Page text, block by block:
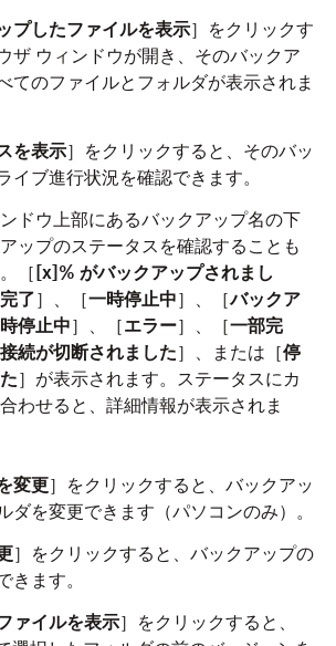
プしたファイルを表示］をクリックす
ザ ウィンドウが開き、そのバックア
てのファイルとフォルダが表示されま
を表示］をクリックすると、そのバッ
イブ進行状況を確認できます。
ドウ上部にあるバックアップ名の下
ップのステータスを確認することも
［ [x]% がバックアップされまし
完了］、［一時停止中］、［バックア
停止中］、［エラー］、［一部完
接続が切断されました］、または［停
］が表示されます。ステータスにカ
わせると、詳細情報が表示されま
変更］をクリックすると、バックアッ
ダを変更できます（パソコンのみ）。
］をクリックすると、バックアップの
きます。
ァイルを表示］をクリックすると、